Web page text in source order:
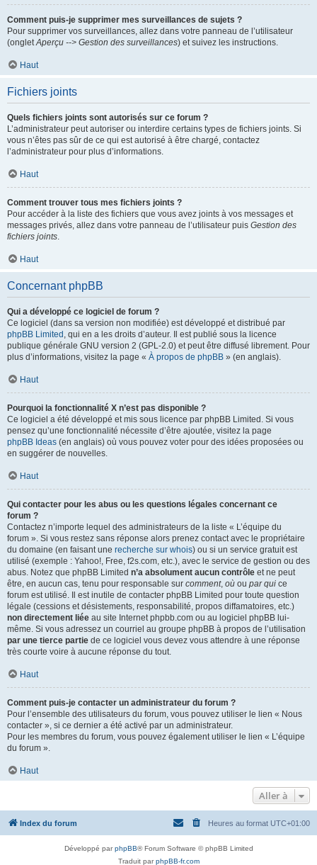
Comment puis-je supprimer mes surveillances de sujets ?
Pour supprimer vos surveillances, allez dans votre panneau de l’utilisateur
(ongletAperçu --> Gestion des surveillances) et suivez les instructions.
Haut
Fichiers joints
Quels fichiers joints sont autorisés sur ce forum ?
L’administrateur peut autoriser ou interdire certains types de fichiers joints. Si
vous n’êtes pas sûr de ce qui est autorisé à être chargé, contactez
l’administrateur pour plus d’informations.
Haut
Comment trouver tous mes fichiers joints ?
Pour accéder à la liste des fichiers que vous avez joints à vos messages et
messages privés, allez dans votre panneau de l’utilisateur puis Gestion des
fichiers joints.
Haut
Concernant phpBB
Qui a développé ce logiciel de forum ?
Ce logiciel (dans sa version non modifiée) est développé et distribué par
phpBB Limited , qui en a les droits d’auteur. Il est publié sous la licence
publique générale GNU version 2 (GPL-2.0) et peut être diffusé librement. Pour
plus d’informations, visitez la page « À propos de phpBB » (en anglais).
Haut
Pourquoi la fonctionnalité X n’est pas disponible ?
Ce logiciel a été développé et mis sous licence par phpBB Limited. Si vous
pensez qu’une fonctionnalité nécessite d’être ajoutée, visitez la page
phpBB Ideas (en anglais) où vous pouvez voter pour des idées proposées ou
en suggérer de nouvelles.
Haut
Qui contacter pour les abus ou les questions légales concernant ce
forum ?
Contactez n’importe lequel des administrateurs de la liste « L’équipe du
forum ». Si vous restez sans réponse alors prenez contact avec le propriétaire
du domaine (en faisant une recherche sur whois) ou si un service gratuit est
utilisé (exemple : Yahoo!, Free, f2s.com, etc.), avec le service de gestion ou des
abus. Notez que phpBB Limited n’a absolument aucun contrôle et ne peut
être, en aucun cas, tenu pour responsable sur comment, où ou par qui ce
forum est utilisé. Il est inutile de contacter phpBB Limited pour toute question
légale (cessions et désistements, responsabilité, propos diffamatoires, etc.)
non directement liée au site Internet phpbb.com ou au logiciel phpBB lui-
même. Si vous adressez un courriel au groupe phpBB à propos de l’utilisation
par une tierce partie de ce logiciel vous devez vous attendre à une réponse
très courte voire à aucune réponse du tout.
Haut
Comment puis-je contacter un administrateur du forum ?
Pour l’ensemble des utilisateurs du forum, vous pouvez utiliser le lien « Nous
contacter », si ce dernier a été activé par un administrateur.
Pour les membres du forum, vous pouvez également utiliser le lien « L’équipe
du forum ».
Haut
Aller à
Index du forum Heures au format UTC+01:00
Développé parphpBB® Forum Software © phpBB Limited
Traduit parphpBB-fr.com